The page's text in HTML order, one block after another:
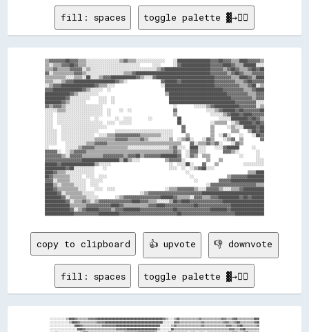
fill: spaces toggle palette ▓→✊🏽
▒▒▓▓▓▓▓▓▓▓██▓▓▓▓▒▒▒▒░░░░░░░░░░░░░░░░▒▒▓▓▒▒▒▒░░░░░░░░░░░░░░    ░░████████████████▓▓▓▓██▓▓▓▓▒▒▒▒████▓▓▓▓▓▓▒▒
▒▒░░▒▒▒▒▓▓▓▓██▓▓▒▒▒▒░░░░░░░░░░░░░░░░░░░░░░░░░░      ░░░░      ░░▓▓██████████████▓▓▓▓▓▓████▓▓▒▒▒▒██████░░░░
▒▒▒▒▓▓▒▒▒▒▒▒▓▓▓▓▓▓░░▒▒░░░░░░░░░░░░░░░░░░░░░░░░░░░░░░░░▒▒▓▓██████████████████████▓▓▓▓▓▓▒▒▓▓██▓▓▒▒▒▒▓▓██▓▓██
▓▓░░▒▒▒▒▒▒▒▒▒▒▓▓▓▓▒▒░░░░░░░░░░░░░░░░░░▒▒▒▒▓▓████████████████████████████████████▓▓▓▓▓▓▓▓▒▒▓▓██▓▓▒▒▒▒▓▓▓▓▓▓
▒▒▒▒▒▒▒▒▒▒░░░░▒▒▒▒░░██░░░░▒▒▓▓▓▓████████████▓▓▒▒░░░░▓▓████████████████████████████▓▓▓▓▓▓▓▓▒▒▒▒████▓▓▒▒████
▒▒▒▒░░░░▒▒▓▓▓▓████████████████████▓▓▒▒░░                ▓▓██████▓▓████████████████▓▓▓▓▓▓▓▓▓▓▒▒▒▒▓▓██▓▓▓▓▓▓
░░▒▒▓▓▓▓████████████████▓▓▒▒▒▒░░░░                      ░░████████████████████████▓▓▓▓▓▓▓▓▓▓▓▓▒▒▒▒▓▓██░░▒▒
▓▓▓▓██████████████▓▓▒▒░░░░░░  ░░                          ████████████████████████████▓▓▓▓▓▓▓▓▓▓▒▒▒▒▓▓████
████████████▓▓▒▒░░░░░░░░░░                                ▒▒████████████████████████████▓▓▓▓▓▓▓▓▓▓▒▒▒▒▓▓▓▓
██████████▓▓░░░░░░░░░░    ░░░░  ░░                          ██████████████████████████████▓▓▓▓▓▓▓▓▓▓▒▒▓▓▓▓
████████▓▓▒▒░░░░░░░░      ░░░░  ░░                          ████████████████████████████████▓▓▓▓▓▓▓▓▓▓░░░░
▓▓▒▒▓▓▓▓▒▒░░░░░░░░░░░░░░░░░░                                  ░░        ░░░░░░▒▒▓▓████████████▓▓▓▓▓▓▓▓░░▒▒
░░░░░░▒▒▒▒░░░░░░░░░░░░░░░░░░  ░░    ░░  ░░                    ▓▓              ░░░░▒▒▓▓██████▓▓██▓▓▓▓▓▓▓▓██
░░░░  ░░░░░░░░░░░░░░░░░░░░░░  ░░                              ▒▒                ░░░░░░▒▒▓▓████▓▓████▓▓▓▓▓▓
░░░░  ░░░░░░░░░░░░░░░░  ░░        ░░  ░░░░        ░░            ██                  ░░░░░░████████▓▓██▓▓▒▒
░░░░  ░░░░░░░░░░░░░░░░░░░░░░  ░░░░  ░░░░░░                      ██              ░░▒▒▒▒▒▒  ░░▒▒██████▓▓██▓▓
░░░░    ░░░░░░░░░░░░░░░░░░░░░░                                    ▓▓            ▒▒      ░░▒▒░░░░██████▓▓██
░░░░░░  ░░░░░░░░░░░░░░░░░░        ░░░░░░░░░░░░░░░░░░░░░░░░░░░░    ▓▓            ▒▒        ▒▒▒▒    ▒▒██▓▓██
░░░░░░  ░░░░░░░░░░░░░░░░  ░░░░▒▒▒▒▓▓▓▓▓▓▓▓▓▓▓▓▒▒▒▒▒▒▒▒▒▒░░░░░░      ▒▒          ▒▒  ░░▓▓░░    ░░    ░░██▓▓
░░░░░░  ░░░░░░░░░░░░░░░░▒▒▒▒▒▒▒▒▒▒▓▓▓▓▓▓▒▒▒▒▒▒▓▓▒▒░░░░░░░░░░▒▒  ░░▒▒▓▓░░    ░░▓▓▒▒    ░░▒▒▓▓  ▒▒        ▓▓
░░░░░░    ░░░░░░░░░░▒▒▒▒▓▓▓▓▓▓▒▒▒▒▒▒▒▒▒▒▒▒▒▒▒▒▒▒▒▒▒▒▒▒▒▒▒▒▒▒▒▒▒▒▒▒    ▓▓░░▒▒▒▒▓▓▒▒▓▓░░    ░░▓▓▒▒
░░        ░░░░░░▒▒▓▓▓▓▓▓▒▒▒▒▒▒▒▒▒▒▒▒▒▒▒▒░░░░░░░░░░░░░░░░░░░░▒▒▓▓░░░░  ████░░░░    ░░░░▓▓██████      ░░
▓▓▓▓▓▓░░  ░░▒▒▓▓▓▓▓▓▒▒▒▒▒▒▒▒▒▒▒▒▒▒▒▒▒▒▒▒▒▒▒▒▒▒▒▒▒▒▒▒▒▒▒▒▒▒▒▒▒▒▓▓▒▒  ░░▓▓▓▓░░░░        ▓▓▓▓▒▒░░        ░░
▓▓▓▓▓▓▓▓▒▒░░▓▓▓▓▓▓▒▒▒▒▒▒▒▒▒▒▓▓▓▓▓▓▓▓▓▓▒▒▓▓▓▓██▒▒▓▓▓▓▓▓▓▓████████▓▓  ░░▓▓▒▒  ▒▒▒▒              ░░      ░░
▓▓▓▓▓▓▓▓▓▓▓▓▓▓▓▓▓▓██████████████████▒▒██▒▒░░░░            ▒▒▓▓▓▓▓▓░░          ▒▒    ▒▒                ░░░░
██████▓▓████████████████▒▒░░░░░░                            ░░  ░░░░██░░    ▓▓    ▒▒            ░░░░░░░░░░
██████████▓▓██░░░░░░░░░░    ░░                              ░░░░  ░░  ░░▒▒▓▓██░░░░
████▓▓▒▒▒▒░░░░░░░░░░░░░░                                            ░░                            ▒▒▒▒████
██▓▓▒▒▒▒▒▒▒▒░░░░░░  ░░░░  ░░░░                                        ░░                ▒▒▓▓▓▓▓▓▓▓████████
▓▓▓▓░░▒▒▒▒▒▒░░░░░░░░  ░░░░░░                                            ░░          ▓▓▓▓▓▓████████████████
████▒▒░░▒▒▒▒▒▒░░░░░░  ░░░░                                                    ░░▓▓▓▓▓▓▓▓▓▓▓▓▓▓▓▓▓▓▓▓▓▓▒▒▒▒
████▓▓▒▒▒▒▒▒▒▒▒▒░░░░    ░░░░  ░░░░                        ░░▒▒▒▒▓▓▓▓▓▓▓▓▒▒░░░░▓▓▓▓▓▓▒▒░░░░▒▒▒▒▓▓██████████
██████▓▓░░▒▒▒▒▒▒▒▒░░░░░░                      ░░▒▒▓▓▓▓▓▓▓▓▓▓▓▓▓▓▓▓▓▓▓▓▓▓▓▓▓▓██████████████████████████████
████████▓▓░░▒▒▒▒▒▒▒▒░░░░░░        ░░▒▒▓▓▓▓▓▓▓▓▓▓▓▓▓▓▓▓▓▓██████▓▓▒▒▒▒▒▒░░▓▓▓▓▒▒▒▒▓▓▓▓██████████▓▓██▓▓██████
██████████▓▓░░▒▒▒▒▓▓▒▒░░▒▒▓▓▓▓▓▓▓▓▓▓▓▓▓▓▓▓████▓▓▓▓▒▒▒▒░░░░░░▒▒██▓▓████▓▓▓▓▓▓▓▓▓▓▓▓▓▓▓▓████████████████████
████████████▒▒▒▒▒▒▒▒▓▓▓▓▓▓▓▓▓▓▓▓████▓▓▒▒▒▒▒▒▒▒▒▒▒▒▓▓▓▓████▓▓▓▓▓▓▓▓▓▓▓▓▓▓██▓▓▓▓▓▓▓▓▓▓▓▓▓▓▓▓████████████████
████████████▓▓░░▒▒▓▓██████▓▓▓▓▓▓▒▒▓▓▓▓████████▓▓▓▓▓▓▓▓▓▓▓▓▓▓▓▓██▓▓▓▓▓▓▓▓▓▓▓▓▓▓▓▓████████▓▓████████████████
copy to clipboard 👍 upvote 👎 downvote
fill: spaces toggle palette ▓→✊🏽
░░░░░░░░░░░░▒▒████▓▓▒▒▒▒▒▒▒▒▓▓▓▓▓▓████████████████████████████████████████████████▓▓▒▒░░░░▒▒██▒▒▒▒▒▒▒▒▒▒▒▒▒▒▓▓▒▒▒▒▒▒▒▒▒▒▒▒▒▒▓▓▓▓▒▒▒▒▓▓██▒▒▒▒▒▒▒▒▒▒▒▒████
░░░░░░░░░░░░░░▒▒████▓▓▒▒▒▒▒▒▒▒▒▒▒▒▓▓▓▓▓▓██████████████████████████████████████████░░░░░░░░▓▓▓▓▒▒▒▒▒▒▒▒▒▒▒▒▒▒▒▒▓▓▒▒▒▒▒▒▒▒▒▒▒▒▒▒▓▓▓▓▒▒▒▒▓▓██▒▒▒▒▒▒▒▒▒▒▓▓██
░░░░░░░░░░░░░░░░░░████▓▓▒▒▒▒▒▒▒▒▒▒▒▒▒▒▓▓▓▓▓▓▓▓▓▓████████████████████████████████░░░░░░░░▒▒▓▓▒▒▒▒▒▒▒▒▒▒▒▒▒▒▒▒▒▒▓▓▒▒▒▒▒▒▒▒▒▒▒▒▒▒▒▒▓▓▓▓▒▒▒▒▓▓██▒▒▒▒▒▒▒▒▒▒▓▓
░░░░░░░░░░░░░░░░░░░░████▓▓▒▒▒▒▒▒▒▒▒▒▒▒▒▒▒▒▒▒▒▒▒▒▓▓▓▓▓▓▓▓██████████████████████▒▒░░░░░░░░██▒▒▒▒▒▒▒▒▒▒▒▒▒▒▒▒▒▒▒▒▒▒▒▒▒▒▒▒▒▒▒▒▒▒▒▒▒▒▒▒▓▓▓▓▒▒▒▒▓▓██▒▒▒▒▒▒▒▒▒▒
░░░░▒▒░░░░░░░░░░░░░░░░▒▒████▒▒▒▒▒▒▒▒▒▒▒▒▒▒▒▒▒▒▒▒▒▒▒▒▒▒▓▓▓▓▓▓▓▓▓▓████████████▓▓░░░░░░░░▓▓▒▒▒▒▒▒▒▒▒▒▒▒░░▒▒▒▒░░▒▒▒▒░░▒▒▒▒▒▒▒▒▒▒▒▒▒▒▒▒▒▒▓▓▓▓▒▒▒▒▓▓██▒▒▒▒▒▒▒▒
░░░░░░░░░░░░░░░░░░░░░░░░░░████▓▓░░░░▒▒▒▒▒▒▒▒▒▒▒▒▒▒▒▒▒▒▒▒▓▓▓▓▓▓▓▓▓▓▓▓▓▓████▓▓░░░░░░░░▓▓▒▒▒▒▒▒▒▒▒▒▒▒▒▒▒▒▒▒▒▒▒▒▒▒▒▒▒▒░░▒▒▒▒▒▒▒▒▒▒░░▒▒▒▒▒▒▓▓▓▓▒▒▒▒▒▒██▒▒▒▒▒▒
▒▒░░░░░░░░░░░░░░░░░░░░░░░░░░▒▒██▓▓░░░░░░░░▒▒░░▒▒▒▒▒▒▒▒▒▒▒▒▓▓▓▓▓▓▓▓▓▓▓▓▓▓▓▓░░░░░░░░▓▓▒▒▒▒▒▒▒▒▒▒▒▒▒▒░░▒▒░░▒▒▒▒▒▒▒▒░░▒▒░░▒▒▒▒▒▒▒▒░░░░░░░░▒▒▒▒▓▓▒▒▒▒▒▒██▓▓▒▒
▒▒▒▒░░░░░░░░░░░░░░░░░░░░░░░░░░░░████▓▓░░░░░░░░░░░░▒▒▒▒▒▒▒▒▒▒▓▓▓▓▓▓▓▓▓▓▓▓░░░░░░░░▒▒▒▒▒▒▒▒▒▒▒▒▒▒░░░░▒▒▒▒▒▒░░▒▒▒▒░░▒▒░░▒▒░░▒▒▒▒▒▒▒▒░░░░░░░░▒▒▒▒▓▓▒▒▒▒▒▒██▓▓
▒▒░░░░░░░░░░░░░░░░░░░░      ░░  ░░▒▒██▓▓░░░░░░░░░░░░░░▒▒▒▒▒▒▒▒▓▓▓▓▓▓▓▓░░░░░░░░▒▒▒▒▒▒▒▒▒▒▒▒░░░░▒▒▒▒▒▒▒▒▒▒▒▒░░▒▒░░▒▒▒▒░░▒▒░░▒▒░░▒▒▒▒░░░░░░░░▒▒▒▒▒▒▒▒▒▒▓▓██
░░░░░░░░░░░░░░    ░░░░░░          ░░░░████▒▒░░░░░░░░░░░░░░▒▒▒▒▒▒▓▓▓▓░░░░░░░░░░▓▓▒▒▒▒▒▒▒▒▒▒░░░░▒▒▒▒░░░░░░▒▒▒▒░░░░░░▒▒▒▒░░░░░░░░░░▒▒▒▒░░░░░░░░▒▒▒▒▓▓▓▓▒▒▓▓
░░░░░░░░░░░░░░░░                    ░░░░▓▓██▒▒░░░░░░░░░░░░░░▒▒▒▒▓▓░░░░░░░░░░▓▓▒▒▒▒▒▒▒▒▒▒▒▒░░░░▒▒▒▒▒▒░░░░░░▒▒▒▒░░░░░░░░▒▒░░▒▒░░░░▒▒▒▒▒▒░░░░░░░░▒▒▒▒▓▓▓▓▓▓
░░░░░░░░░░░░░░░░░░          ░░░░  ░░      ▓▓██▓▓░░░░░░░░░░░░░░▒▒▒▒░░░░░░░░▒▒▒▒░░▒▒▒▒▒▒▒▒▒▒░░░░░░▒▒▒▒░░░░░░░░▒▒▒▒░░░░░░▒▒▒▒░░░░░░░░▒▒▒▒▒▒░░░░░░▒▒▒▒▒▒▓▓▓▓
░░░░░░░░░░  ░░░░░░            ░░░░░░  ░░  ░░▒▒████░░░░░░░░░░░░░░▒▒▓▓░░░░░░░░▒▒░░▒▒▒▒▒▒▒▒▒▒▒▒░░░░░░▒▒▒▒▒▒░░░░░░▒▒░░░░░░░░▒▒▒▒░░░░░░░░░░▒▒▒▒░░░░▒▒▒▒▒▒▒▒▓▓
░░░░░░░░░░░░  ░░            ░░░░░░░░░░  ░░    ░░████▒▒░░░░░░░░░░░░▒▒▓▓░░░░░░░░▒▒▒▒▒▒▒▒░░▒▒░░▒▒░░░░░░▒▒░░░░░░░░░░░░░░░░░░░░▒▒░░░░░░░░░░░░▒▒░░▒▒▒▒▒▒▒▒▒▒▓▓
░░░░░░░░░░░░          ░░░░  ░░    ░░░░░░  ░░░░░░░░▓▓██▓▓░░░░░░░░░░░░░░▓▓░░░░░░░░░░▒▒▒▒▒▒▒▒▒▒▒▒░░░░░░░░▒▒░░░░▒▒░░░░░░░░░░░░░░░░░░░░░░░░░░░░▒▒▒▒▒▒▒▒▒▒▒▒▒▒
░░░░░░░░░░░░░░        ░░░░░░  ░░░░░░        ░░░░░░░░▒▒██▓▓░░░░░░░░░░░░░░▓▓░░░░░░░░░░▒▒▒▒▒▒░░▒▒░░░░░░░░░░░░░░░░▒▒░░░░░░░░▒▒░░░░░░░░░░░░▒▒░░░░▒▒▒▒▒▒▒▒▒▒▒▒
░░░░░░░░░░  ░░░░  ░░░░    ░░░░░░                ░░░░░░░░████▓▓░░░░░░░░░░░░▓▓░░░░░░░░░░▒▒▒▒▒▒▒▒▒▒░░░░░░░░░░░░░░▒▒▒▒░░░░░░░░▒▒░░░░░░░░░░░░▒▒░░░░▒▒▒▒▒▒▒▒▒▒
░░░░░░░░░░░░  ░░░░  ░░    ░░░░                    ░░░░    ▒▒████▒▒░░░░░░░░▒▒▓▓░░░░░░░░░░▒▒▒▒▒▒▒▒▒▒░░░░░░░░░░░░░░▒▒░░░░░░░░░░▒▒░░░░░░░░▒▒░░░░░░░░▒▒▒▒▒▒▒▒
░░░░░░░░░░░░░░        ░░░░                            ░░  ░░░░████▓▓░░░░░░░░░░▓▓░░░░░░░░░░▒▒▒▒▒▒▒▒▒▒░░░░░░░░░░░░▒▒▒▒▒▒░░░░░░▒▒▒▒░░░░░░░░▒▒░░░░░░▒▒▒▒▒▒▒▒
░░░░░░░░░░░░  ░░    ░░░░                                    ░░░░▒▒▒▒▒▒░░░░░░░░░░▓▓░░░░░░░░░░▒▒▒▒▒▒▒▒▒▒░░░░░░░░░░░░▒▒▒▒░░░░░░░░▒▒▒▒░░░░░░▒▒▒▒░░░░▒▒▒▒▒▒▒▒
░░░░░░░░░░  ░░        ░░░░                                ░░  ░░▒▒▒▒▓▓░░  ░░░░░░░░▓▓▒▒░░░░░░░░▒▒▒▒▒▒▒▒▒▒░░░░░░░░░░░░▒▒▒▒░░░░░░░░▒▒░░░░░░░░░░░░░░▒▒▒▒▒▒▒▒
░░░░░░░░  ░░  ░░  ░░  ░░  ░░░░                              ░░▒▒▒▒▓▓░░░░░░  ░░░░░░░░▓▓▒▒░░░░░░░░░░▒▒▒▒▒▒▒▒░░░░░░░░░░░░▒▒░░░░░░░░░░▒▒▒▒░░░░░░░░░░▒▒▒▒▒▒██
░░░░░░░░░░  ░░    ░░░░  ░░    ░░                          ░░░░▒▒▓▓░░  ░░░░░░░░░░░░░░░░▓▓▒▒░░░░░░░░▒▒▒▒▒▒▒▒▒▒░░░░░░░░░░░░▒▒░░░░░░░░░░░░░░░░░░░░░░░░▒▒▓▓▒▒
░░░░░░░░░░░░          ░░  ░░      ░░                    ░░▒▒▒▒██░░  ░░  ░░  ░░░░░░░░░░░░▓▓▒▒░░░░░░░░▒▒░░▒▒▒▒▒▒░░░░░░░░░░░░░░░░░░░░░░░░░░░░░░░░░░░░▓▓▒▒▒▒
░░░░░░░░░░                ░░                          ░░▒▒▓▓██░░  ░░        ░░░░░░░░░░░░░░▓▓▒▒░░░░░░░░▒▒▒▒▒▒▒▒░░░░░░░░░░░░░░░░░░░░░░░░░░░░░░░░░░▓▓▒▒▒▒▒▒
▒▒░░░░░░░░                  ░░                    ░░░░▓▓██▒▒░░░░░░    ░░  ░░░░░░░░░░░░░░░░░░▒▒▒▒░░░░░░░░▒▒░░▒▒▒▒░░░░░░░░░░░░░░░░░░░░░░░░░░░░░░▓▓░░▒▒▒▒▒▒
░░░░░░░░░░                                        ░░▓▓▓▓▒▒  ░░        ░░░░░░  ░░░░░░░░░░░░░░░░▒▒▒▒░░░░░░░░▒▒░░▒▒▒▒░░░░░░░░░░░░░░░░░░░░░░░░░░▓▓░░░░▒▒▒▒▒▒
▒▒░░░░░░░░                                      ░░▒▒▒▒▓▓░░              ░░░░░░░░░░░░░░░░░░░░░░░░▒▒▒▒░░░░░░░░▒▒░░▒▒▒▒░░░░░░░░░░░░░░░░░░░░░░▓▓░░░░░░▒▒▒▒▓▓
░░░░░░░░░░                                  ░░░░▒▒▒▒▓▓░░  ░░            ░░░░░░░░░░░░░░░░░░░░░░░░░░▒▒▒▒░░░░░░░░▒▒░░▒▒▒▒░░░░░░░░░░░░░░░░░░▓▓░░░░░░░░░░▒▒██
░░░░░░░░░░                                  ▒▒▓▓██▒▒  ░░░░                ░░░░░░░░░░░░░░░░░░░░░░░░░░▒▒▒▒░░░░░░░░▒▒░░▒▒░░░░░░░░░░░░░░░░▓▓░░░░░░░░░░▒▒████
░░░░░░░░░░                                ▒▒▓▓▒▒▒▒  ░░        ░░░░░░░░░░░░░░░░░░░░░░░░░░░░░░░░░░░░░░░░▒▒▓▓░░░░░░░░▒▒░░░░░░░░░░░░░░░░▓▓░░░░░░░░░░▒▒██████
░░░░░░░░░░                            ░░▒▒▒▒▒▒▓▓░░  ░░        ░░░░░░▒▒▒▒░░▒▒▒▒▒▒▒▒░░░░░░░░░░░░░░░░░░░░░░░░▒▒░░░░░░░░▒▒░░░░░░░░░░░░▓▓░░░░░░░░░░▒▒████████
░░░░░░░░░░                            ▒▒▓▓██▒▒    ░░          ░░░░▒▒▒▒▒▒▒▒▓▓▓▓▒▒░░░░▒▒▒▒▒▒░░░░░░░░░░░░░░░░░░▒▒░░░░░░░░▒▒░░░░░░░░▓▓░░░░░░░░░░▒▒██████████
░░░░░░░░░░                        ░░▓▓▓▓▒▒▒▒░░░░          ░░░░░░░░░░░░▓▓▓▓▓▓▓▓▓▓▓▓▓▓▓▓▒▒░░░░▒▒▒▒░░░░░░░░░░░░░░░░░░░░░░░░░░░░░░▓▓░░░░░░░░░░▒▒████████████
░░░░░░░░░░                    ░░░░▒▒░░▓▓▓▓░░          ░░░░▓▓▒▒▓▓▒▒░░░░░░░░▒▒▓▓▓▓▓▓▓▓▓▓▓▓▓▓▓▓▓▓▒▒▒▒▒▒▒▒▒▒░░░░░░░░░░░░░░░░░░░░▓▓░░░░░░░░░░▒▒██████████████
░░░░░░░░░░                    ░░▓▓████▒▒    ░░      ░░░░▒▒▓▓▒▒▒▒▒▒▓▓▓▓▒▒▒▒▒▒░░░░░░▒▒▒▒▓▓▓▓▓▓▓▓▓▓▓▓▓▓▒▒░░▒▒▒▒▒▒▒▒▒▒░░░░░░░░░░░░░░░░░░░░▒▒████████████████
░░░░░░░░░░                  ▒▒▒▒▒▒░░▓▓░░░░            ░░▒▒░░░░░░▒▒▒▒▒▒▒▒▓▓▓▓▓▓▒▒▒▒▒▒▒▒░░░░▒▒▓▓▓▓▒▒▒▒▓▓▓▓▓▓▒▒░░░░▒▒░░▒▒░░░░░░░░░░░░░░▒▒██████████████████
░░░░░░░░░░                ▒▒▒▒▓▓██▒▒    ░░        ░░    ░░░░░░░░░░░░░░░░▒▒▒▒▒▒▒▒▒▒▓▓▓▓▓▓▒▒▒▒▒▒▒▒░░▒▒▒▒▓▓▒▒▒▒▒▒▒▒▓▓▓▓░░░░░░░░░░░░░░▒▒▓▓██████████████████
░░░░░░░░░░            ░░▒▒██▒▒▒▒▒▒  ░░              ░░        ░░░░░░░░▒▒░░░░░░░░░░▒▒▓▓▒▒▒▒▓▓▓▓▓▓▓▓▒▒▒▒░░▒▒▓▓▓▓▒▒▒▒░░▓▓░░░░░░░░░░▒▒▓▓▓▓██████████████████
░░░░░░░░░░            ▒▒▒▒▓▓▓▓▒▒      ░░      ░░  ░░  ░░              ░░░░░░░░░░░░░░░░░░░░▒▒▒▒▒▒▓▓▒▒▓▓▓▓▒▒▒▒░░▒▒▒▒▒▒▒▒░░░░░░░░░░░░▓▓▓▓▓▓████▓▓██████████
░░░░░░░░░░        ░░▒▒▓▓▓▓▒▒▒▒  ░░░░            ░░  ░░  ░░                ░░░░░░░░░░▒▒░░░░░░░░░░░░▒▒▒▒▒▒▒▒▓▓▓▓▓▓▓▓░░░░░░░░░░░░░░░░░░▒▒▓▓██▓▓▒▒██████████
░░░░░░░░░░    ░░░░▒▒▒▒▓▓▓▓▒▒        ░░                ░░    ░░              ░░░░░░░░  ░░  ░░░░▒▒▓▓▒▒░░░░░░▒▒▒▒▒▒▒▒▒▒▓▓▒▒▒▒░░░░░░░░░░░░░░▓▓▓▓▒▒██████████
░░░░░░░░░░    ▒▒▒▒▓▓▓▓▒▒▒▒  ░░░░                  ░░  ░░░░    ░░  ░░            ░░        ░░░░▒▒▒▒▒▒░░░░▒▒▒▒░░░░░░▒▒▒▒▒▒▓▓░░░░░░░░░░░░░░░░░░▒▒▓▓████████
░░░░░░░░░░░░░░▒▒▒▒▓▓▓▓▒▒░░                              ░░  ░░  ░░              ░░░░░░░░░░░░░░░░▒▒▒▒░░░░░░░░░░▒▒▒▒▒▒▒▒▒▒▒▒░░░░░░░░░░░░░░░░░░▒▒▒▒▒▒▓▓████
░░░░░░░░░░▒▒▓▓▓▓▒▒▒▒▒▒  ░░░░      ░░                  ░░  ░░  ░░  ░░              ░░░░░░░░░░░░▒▒░░░░░░░░░░░░░░░░░░░░░░░░░░░░░░░░░░░░░░░░░░░░▒▒▒▒▒▒▓▓▓▓██
░░░░░░░░▒▒▒▒▒▒██▓▓░░                                    ░░  ░░  ░░          ░░  ░░  ░░  ░░░░░░▒▒░░░░░░░░░░░░░░░░░░░░░░░░░░░░░░░░░░░░░░░░░░▓▓▓▓▒▒▒▒▓▓▓▓▓▓
░░░░▒▒▓▓▓▓▓▓▒▒░░▒▒  ░░░░        ░░                              ░░░░░░  ░░              ░░░░░░░░░░░░░░░░░░░░▒▒▒▒░░░░░░░░░░░░░░░░░░░░░░░░░░██▓▓▒▒▓▓▓▓▓▓▓▓
░░░░▓▓▓▓▒▒██▓▓░░    ░░░░            ░░                            ░░  ░░  ░░░░          ░░░░░░░░░░░░░░░░░░░░▒▒▒▒▒▒▒▒▒▒░░░░░░░░░░░░░░░░░░░░▓▓▓▓▒▒▓▓▓▓▓▓▓▓
▓▓▓▓▒▒▓▓▒▒▓▓▒▒░░░░            ░░  ░░░░  ░░                          ░░  ░░  ░░      ░░░░░░░░░░░░░░░░░░░░░░▒▒▒▒▒▒▓▓▒▒▒▒░░░░░░░░░░░░░░░░░░▓▓▓▓▒▒▒▒▒▒▓▓▓▓▓▓
▓▓▓▓████▒▒░░    ▒▒░░            ░░    ░░      ░░                      ░░  ░░  ░░░░  ░░░░░░▒▒░░░░░░░░░░░░░░▒▒▒▒▒▒▓▓▒▒▒▒░░░░░░░░░░░░░░░░░░▓▓▓▓▒▒▒▒▒▒▒▒▓▓▓▓
▓▓▓▓██▓▓▒▒░░                            ░░          ░░                    ░░  ░░  ░░░░░░░░░░░░░░░░░░░░░░░░▓▓▒▒▓▓▓▓▒▒▒▒░░▒▒░░░░░░░░░░░░░░▓▓▓▓▒▒▒▒▒▒▒▒▓▓▓▓
▒▒▓▓▒▒▒▒  ░░▒▒                  ░░              ░░    ░░░░                      ░░░░░░░░░░░░░░░░░░░░░░░░▒▒▒▒▒▒▓▓▒▒▒▒░░░░░░░░░░░░░░░░░░▒▒▓▓▒▒▒▒▒▒▒▒▒▒▓▓▓▓
██▓▓▒▒  ░░  ░░            ░░        ░░░░    ░░    ░░░░░░                          ░░░░░░░░░░░░░░░░░░░░░░▒▒▒▒▒▒██▒▒░░░░░░░░░░░░░░░░░░░░▓▓▓▓▒▒▒▒▒▒▒▒▒▒▓▓▓▓
▓▓▒▒░░░░░░          ░░▓▓░░              ░░░░    ░░  ░░  ░░    ░░░░              ░░░░░░░░░░░░░░░░░░░░░░▒▒▒▒▒▒▓▓▓▓▒▒░░░░░░░░░░░░░░░░░░░░▓▓▓▓▒▒▒▒▒▒▒▒▓▓▓▓▓▓
░░░░░░▓▓▒▒            ▒▒░░                  ░░░░          ░░░░░░  ░░░░░░      ░░░░░░░░░░░░░░░░▒▒░░▒▒░░▒▒▒▒▒▒▓▓▒▒░░░░░░░░░░░░░░░░░░░░░░▓▓▒▒▒▒▒▒▒▒▒▒▒▒▓▓▓▓
░░░░░░░░░░        ░░                            ░░░░    ░░    ░░      ░░░░    ░░░░░░░░░░░░░░▒▒▒▒░░░░░░▓▓▒▒▒▒▓▓▒▒░░░░░░░░░░░░░░░░░░░░▒▒▓▓▒▒▒▒▒▒▒▒▒▒▒▒▓▓▓▓
▒▒▒▒░░░░░░      ▒▒▓▓  ░░                              ░░░░  ░░░░  ░░░░      ░░░░░░░░░░░░░░░░▒▒░░▒▒░░▒▒▒▒▒▒▓▓▓▓░░░░░░░░░░░░░░░░░░░░░░▓▓▓▓▒▒▒▒▒▒▒▒▒▒▒▒▓▓▓▓
██▒▒░░░░░░            ░░                                  ░░    ░░░░  ░░░░░░░░░░░░░░░░░░░░▒▒▒▒░░░░░░▒▒▒▒▒▒▓▓▒▒░░░░░░░░░░░░░░░░░░░░░░▓▓▒▒▒▒▒▒▒▒▒▒▒▒▒▒▓▓▓▓
░░░░░░░░                ░░                            ░░    ░░  ░░    ░░░░░░░░░░░░░░░░░░░░░░░░░░░░░░▓▓▒▒▒▒██▒▒░░░░░░░░░░░░░░░░░░░░░░▓▓▒▒▒▒▒▒▒▒▒▒▒▒▒▒▓▓▓▓
░░░░░░░░░░                ░░░░                                  ░░░░  ░░░░░░░░░░░░▒▒░░░░░░░░░░▒▒░░▒▒▓▓▒▒▒▒▓▓▒▒░░░░░░░░░░░░░░░░░░░░▒▒▓▓▒▒▒▒▒▒▒▒▒▒▒▒▒▒▓▓▓▓
░░░░░░░░░░                  ░░░░                                    ░░░░░░▒▒░░░░░░▒▒▓▓░░▒▒▒▒░░▒▒░░▒▒▒▒▒▒▓▓▓▓░░░░░░░░░░░░░░░░░░░░░░▓▓▓▓▒▒▒▒▒▒▒▒▒▒▒▒▒▒▓▓▓▓
▒▒░░░░░░░░              ░░      ░░                                  ░░░░░░▓▓▒▒▒▒▒▒▒▒▒▒▒▒░░▒▒░░░░░░▒▒▒▒▒▒▓▓▒▒░░░░░░░░░░░░░░░░░░░░░░▓▓▓▓▒▒▒▒▒▒▒▒▒▒▒▒▒▒▓▓▓▓
▓▓▒▒░░░░░░                ░░        ░░░░                          ░░░░░░▒▒▓▓▒▒▒▒▓▓▒▒▒▒▒▒▓▓▒▒▒▒░░░░▓▓▒▒▒▒▓▓▒▒░░░░░░░░░░░░░░░░░░░░░░▓▓▒▒▒▒▒▒▒▒▒▒▒▒▒▒▒▒▓▓▓▓
▓▓▓▓▓▓░░░░                    ░░          ░░                      ░░░░▒▒▓▓▒▒▒▒▓▓▓▓▒▒▒▒▓▓▓▓▒▒▒▒░░▒▒▒▒▒▒▒▒▓▓▒▒░░░░░░░░░░░░░░░░░░░░░░▓▓▒▒░░░░▒▒▒▒▒▒▒▒▒▒▓▓▓▓
▓▓▓▓▓▓▓▓▒▒              ░░    ░░░░          ░░░░                  ░░░░▒▒▒▒▒▒▒▒▓▓▒▒▒▒▓▓▓▓▓▓▒▒░░░░▓▓▒▒▒▒▓▓▒▒░░░░░░░░░░░░░░░░░░░░░░▒▒▓▓▒▒▒▒░░▒▒▒▒▒▒▒▒▒▒▓▓▓▓
▓▓▓▓▓▓▓▓▒▒▒▒                    ░░░░          ░░░░